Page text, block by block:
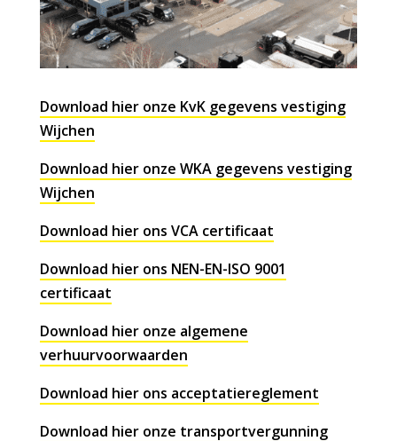
Download hier onze KvK gegevens vestiging
Wijchen
Download hier onze WKA gegevens vestiging
Wijchen
Download hier ons VCA certificaat
Download hier ons NEN-EN-ISO 9001
certificaat
Download hier onze algemene
verhuurvoorwaarden
Download hier ons acceptatiereglement
Download hier onze transportvergunning